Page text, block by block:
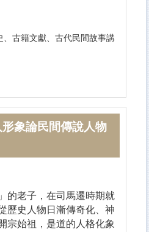
、古籍文獻、古代民間故事講
象論民間傳說人物
的老子，在司馬遷時期就
歷史人物日漸傳奇化、神
宗始祖，是道的人格化象